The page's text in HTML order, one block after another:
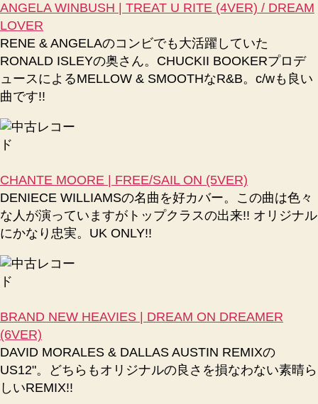
ANGELA WINBUSH | TREAT U RITE (4VER) / DREAM
LOVER
RENE & ANGELAのコンビでも大活躍していた
RONALD ISLEYの奥さん。CHUCKII BOOKERプロデ
ュースによるMELLOW & SMOOTHなR&B。c/wも良い
曲です!!
CHANTE MOORE | FREE/SAIL ON (5VER)
DENIECE WILLIAMSの名曲を好カバー。この曲は色々
な人が演っていますがトップクラスの出来!! オリジナル
にかなり忠実。UK ONLY!!
BRAND NEW HEAVIES | DREAM ON DREAMER
(6VER)
DAVID MORALES & DALLAS AUSTIN REMIXの
US12"。どちらもオリジナルの良さを損なわない素晴ら
しいREMIX!!